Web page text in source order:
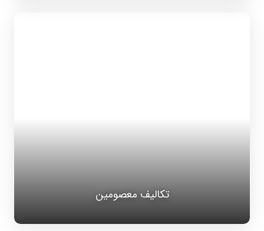
تکالیف معصومین